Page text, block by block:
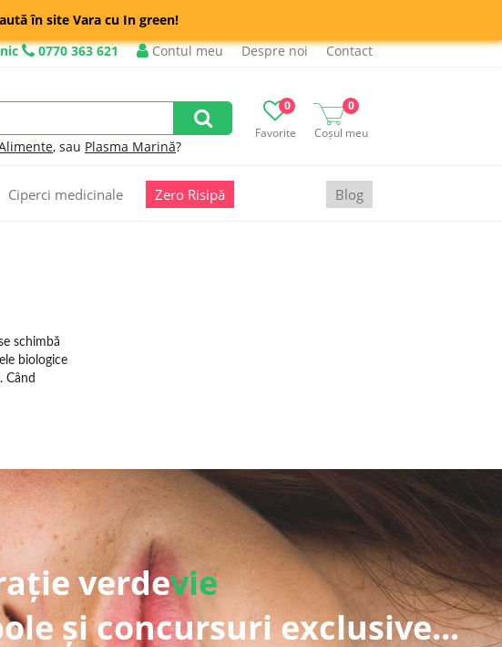
în site Vara cu In green!
0770 363 621 Contul meu Despre noi Contact
Favorite
0
Coșul meu
0
, sau Plasma Marină?
Ciperci medicinale Zero Risipă Blog
schimbă
biologice
Când
verdevie
și concursuri exclusive...